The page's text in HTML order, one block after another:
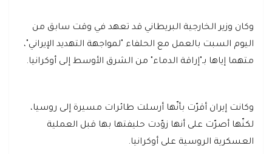
وكان وزير الخارجية البريطاني قد تعهد في وقت سابق من
اليوم السبت بالعمل مع الحلفاء "لمواجهة التهديد الإيراني"،
متهما إياها بـ"إراقة الدماء" من الشرق الأوسط إلى أوكرانيا.
وكانت إيران أقرّت بأنّها أرسلت طائرات مسيرة إلى روسيا،
لكنّها أصرّت على أنها زوّدت حليفتها بها قبل العملية
العسكرية الروسية على أوكرانيا.